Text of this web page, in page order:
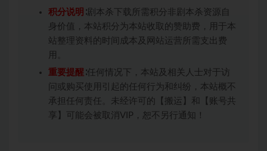
积分说明 ∶剧本杀下载所需积分非剧本杀资源自
身价值，本站积分为本站收取的赞助费，用于本
站整理资料的时间成本及网站运营所需支出费
用。
重要提醒 ∶任何情况下，本站及相关人士对于访
问或购买使用引起的任何行为和纠纷，本站概不
承担任何责任。未经许可的【搬运】和【账号共
享】可能会被取消VIP，恕不另行通知！